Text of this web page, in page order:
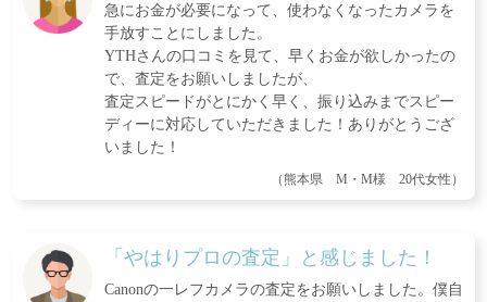
急にお金が必要になって、使わなくなったカメラを
手放すことにしました。
YTHさんの口コミを見て、早くお金が欲しかったの
で、査定をお願いしましたが、
査定スピードがとにかく早く、振り込みまでスピー
ディーに対応していただきました！ありがとうござ
いました！
（熊本県 M・M様 20代女性）
「やはりプロの査定」と感じました！
Canonの一レフカメラの査定をお願いしました。僕自